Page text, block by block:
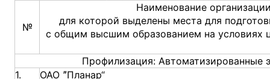
№
Наименование
для которой выделены места для
с общим высшим образованием на условиях
Профилизация: Автоматизированные
1.
ОАО ˮПланар“